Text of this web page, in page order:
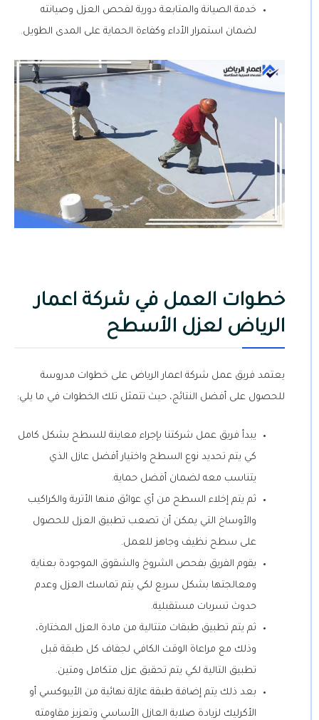
خدمة الصيانة والمتابعة دورية لفحص العزل وصيانته
لضمان استمرار الأداء وكفاءة الحماية على المدى الطويل.
خطوات العمل في شركة اعمار
الرياض لعزل الأسطح
يعتمد فريق عمل شركة اعمار الرياض على خطوات مدروسة
للحصول على أفضل النتائج، حيث تتمثل تلك الخطوات في ما يلي:
يبدأ فريق عمل شركتنا بإجراء معاينة للسطح بشكل كامل
كي يتم تحديد نوع السطح واختيار أفضل عازل الذي
يتناسب معه لضمان أفضل حماية.
ثم يتم إخلاء السطح من أي عوائق منها الأتربة والكراكيب
والأوساخ التي يمكن أن تصعب تطبيق العزل للحصول
على سطح نظيف وجاهز للعمل.
يقوم الفريق بفحص الشروخ والشقوق الموجودة بعناية
ومعالجتها بشكل سريع لكي يتم تماسك العزل وعدم
حدوث تسربات مستقبلية.
ثم يتم تطبيق طبقات متتالية من مادة العزل المختارة،
وذلك مع مراعاة الوقت الكافي لجفاف كل طبقة قبل
تطبيق التالية لكي يتم تحقيق عزل متكامل ومتين.
بعد ذلك يتم إضافة طبقة عازلة نهائية من الأيبوكسي أو
الأكرليك لزيادة صلابة العازل الأساسي وتعزيز مقاومته